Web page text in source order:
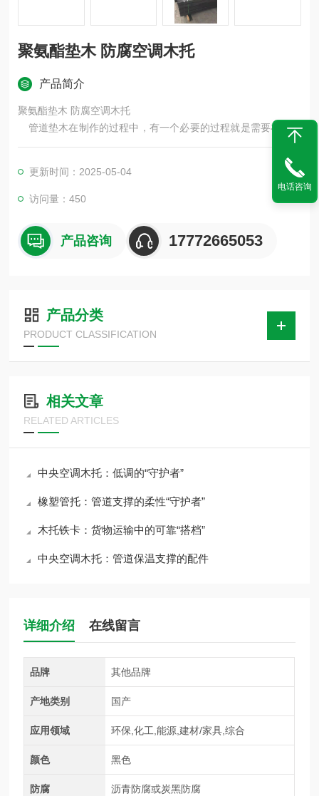
聚氨酯垫木 防腐空调木托
产品简介
聚氨酯垫木 防腐空调木托
管道垫木在制作的过程中，有一个必要的过程就是需要在原材
料的表面涂上沥青油或者是浸泡上沥青油，这样的话，不仅可以
保证垫木的使用的寿命，而且也可以起到一个防腐和防水的效
果，只有具有这种效果的垫木才可以被我们使用到一些需要使用
的管道中，同时也可以保证管道在使用垫木的安全程度。
更新时间：2025-05-04
访问量：450
产品咨询 17772665053
产品分类
PRODUCT CLASSIFICATION
相关文章
RELATED ARTICLES
中央空调木托：低调的“守护者”
橡塑管托：管道支撑的柔性“守护者”
木托铁卡：货物运输中的可靠“搭档”
中央空调木托：管道保温支撑的配件
详细介绍 在线留言
品牌 其他品牌
产地类别 国产
应用领域 环保,化工,能源,建材/家具,综合
颜色 黑色
防腐 沥青防腐或炭黑防腐
电话咨询